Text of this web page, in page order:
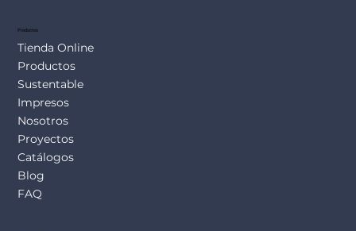
Productos
Tienda Online
Productos
Sustentable
Impresos
Nosotros
Proyectos
Catálogos
Blog
FAQ